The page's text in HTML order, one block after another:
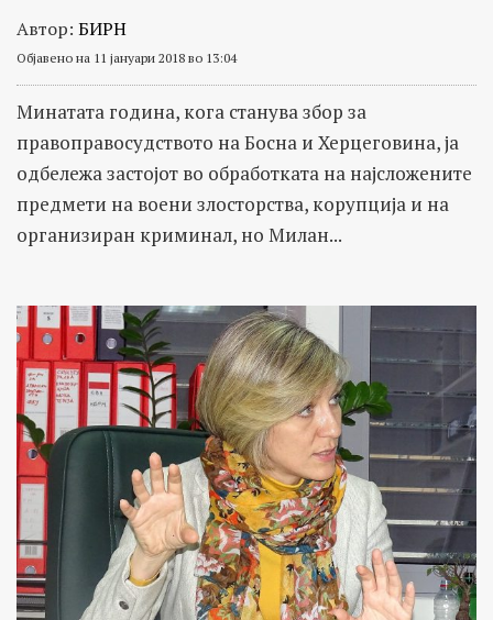
Автор: БИРН
Објавено на 11 јануари 2018 во 13:04
Минатата година, кога станува збор за
правоправосудството на Босна и Херцеговина, ја
одбележа застојот во обработката на најсложените
предмети на воени злосторства, корупција и на
организиран криминал, но Милан...